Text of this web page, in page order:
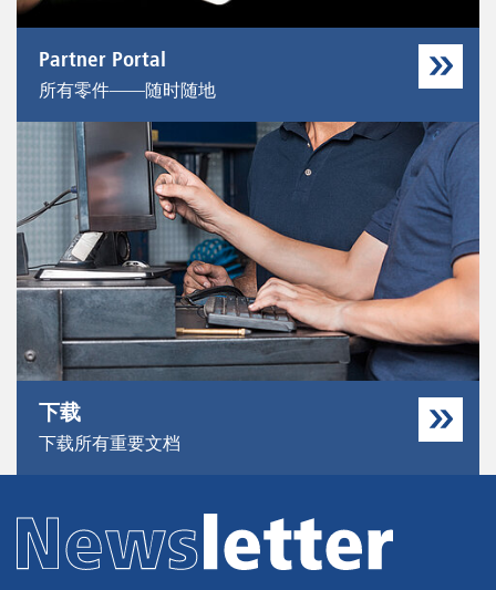
Partner Portal
所有零件——随时随地
下载
下载所有重要文档